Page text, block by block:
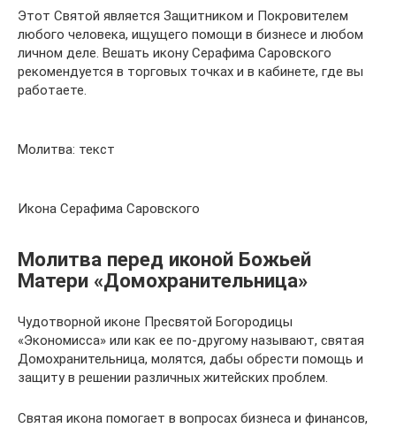
Этот Святой является Защитником и Покровителем
любого человека, ищущего помощи в бизнесе и любом
личном деле. Вешать икону Серафима Саровского
рекомендуется в торговых точках и в кабинете, где вы
работаете.
Молитва: текст
Икона Серафима Саровского
Молитва перед иконой Божьей
Матери «Домохранительница»
Чудотворной иконе Пресвятой Богородицы
«Экономисса» или как ее по-другому называют, святая
Домохранительница, молятся, дабы обрести помощь и
защиту в решении различных житейских проблем.
Святая икона помогает в вопросах бизнеса и финансов,